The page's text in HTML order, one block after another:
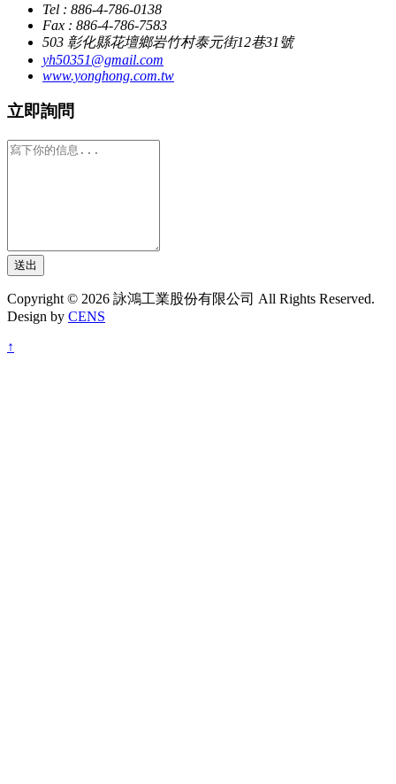
Tel : 886-4-786-0138
Fax : 886-4-786-7583
503 彰化縣花壇鄉岩竹村泰元街12巷31號
yh50351@gmail.com
www.yonghong.com.tw
立即詢問
送出
Copyright © 2026 詠鴻工業股份有限公司 All Rights Reserved.
Design by CENS
↑